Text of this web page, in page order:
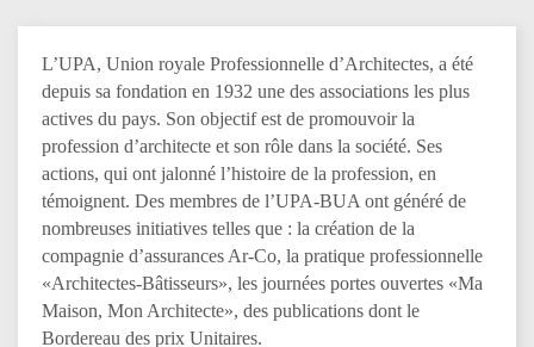
L’UPA, Union royale Professionnelle d’Architectes, a été
depuis sa fondation en 1932 une des associations les plus
actives du pays. Son objectif est de promouvoir la
profession d’architecte et son rôle dans la société. Ses
actions, qui ont jalonné l’histoire de la profession, en
témoignent. Des membres de l’UPA-BUA ont généré de
nombreuses initiatives telles que : la création de la
compagnie d’assurances Ar-Co, la pratique professionnelle
«Architectes-Bâtisseurs», les journées portes ouvertes «Ma
Maison, Mon Architecte», des publications dont le
Bordereau des prix Unitaires.